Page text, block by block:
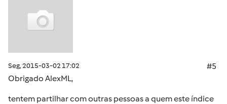
Seg, 2015-03-02 17:02
#5
Obrigado AlexML,
tentem partilhar com outras pessoas a quem este índice